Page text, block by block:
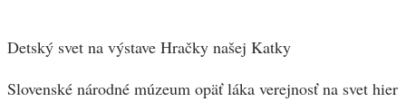
Detský svet na výstave Hračky našej Katky
Slovenské národné múzeum opäť láka verejnosť na svet hier